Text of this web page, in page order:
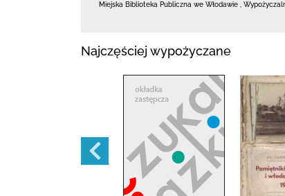
Miejska Biblioteka Publiczna we Włodawie
Najczęściej wypożyczane